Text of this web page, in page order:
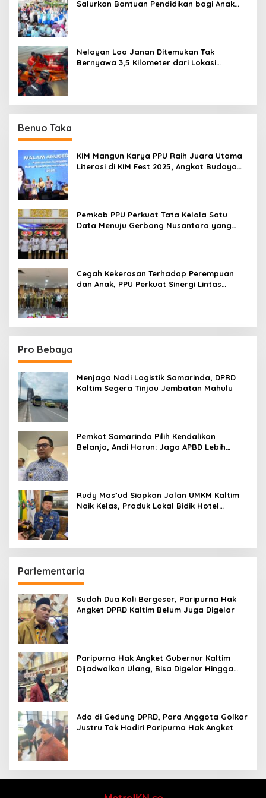
Salurkan Bantuan Pendidikan bagi Anak
Nelayan Loa Janan Ditemukan Tak
Bernyawa 3,5 Kilometer dari Lokasi
Benuo Taka
KIM Mangun Karya PPU Raih Juara Utama
Literasi di KIM Fest 2025, Angkat Budaya
Pemkab PPU Perkuat Tata Kelola Satu
Data Menuju Gerbang Nusantara yang
Cegah Kekerasan Terhadap Perempuan
dan Anak, PPU Perkuat Sinergi Lintas
Pro Bebaya
Menjaga Nadi Logistik Samarinda, DPRD
Kaltim Segera Tinjau Jembatan Mahulu
Pemkot Samarinda Pilih Kendalikan
Belanja, Andi Harun: Jaga APBD Lebih
Rudy Mas’ud Siapkan Jalan UMKM Kaltim
Naik Kelas, Produk Lokal Bidik Hotel
Parlementaria
Sudah Dua Kali Bergeser, Paripurna Hak
Angket DPRD Kaltim Belum Juga Digelar
Paripurna Hak Angket Gubernur Kaltim
Dijadwalkan Ulang, Bisa Digelar Hingga
Ada di Gedung DPRD, Para Anggota Golkar
Justru Tak Hadiri Paripurna Hak Angket